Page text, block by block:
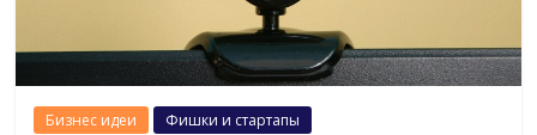
Бизнес идеи Фишки и стартапы